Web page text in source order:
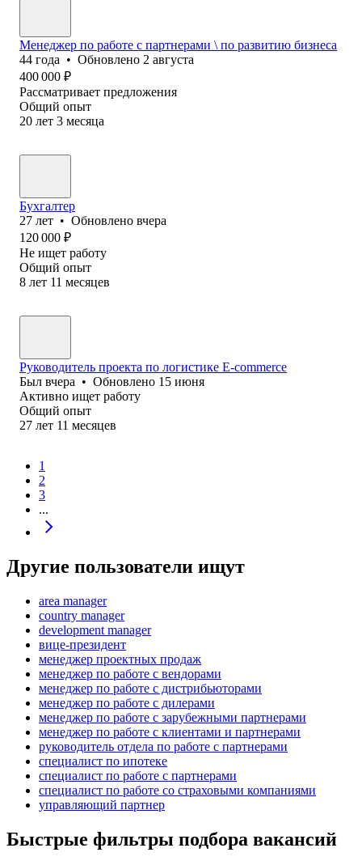
Менеджер по работе с партнерами \ по развитию бизнеса
44 года • Обновлено 2 августа
400 000 ₽
Рассматривает предложения
Общий опыт
20 лет 3 месяца
Бухгалтер
27 лет • Обновлено вчера
120 000 ₽
Не ищет работу
Общий опыт
8 лет 11 месяцев
Руководитель проекта по логистике E-commerce
Был вчера • Обновлено 15 июня
Активно ищет работу
Общий опыт
27 лет 11 месяцев
1
2
3
...
Другие пользователи ищут
area manager
country manager
development manager
вице-президент
менеджер проектных продаж
менеджер по работе с вендорами
менеджер по работе с дистрибьюторами
менеджер по работе с дилерами
менеджер по работе с зарубежными партнерами
менеджер по работе с клиентами и партнерами
руководитель отдела по работе с партнерами
специалист по ипотеке
специалист по работе с партнерами
специалист по работе со страховыми компаниями
управляющий партнер
Быстрые фильтры подбора вакансий